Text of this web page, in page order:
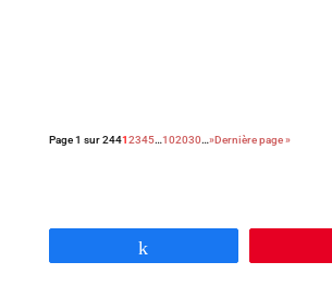
Page 1 sur 24412345…102030…»Dernière page »